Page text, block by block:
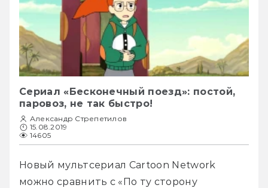
Сериал «Бесконечный поезд»: постой,
паровоз, не так быстро!
Александр Стрепетилов
15.08.2019
14605
Новый мультсериал Cartoon Network
можно сравнить с «По ту сторону